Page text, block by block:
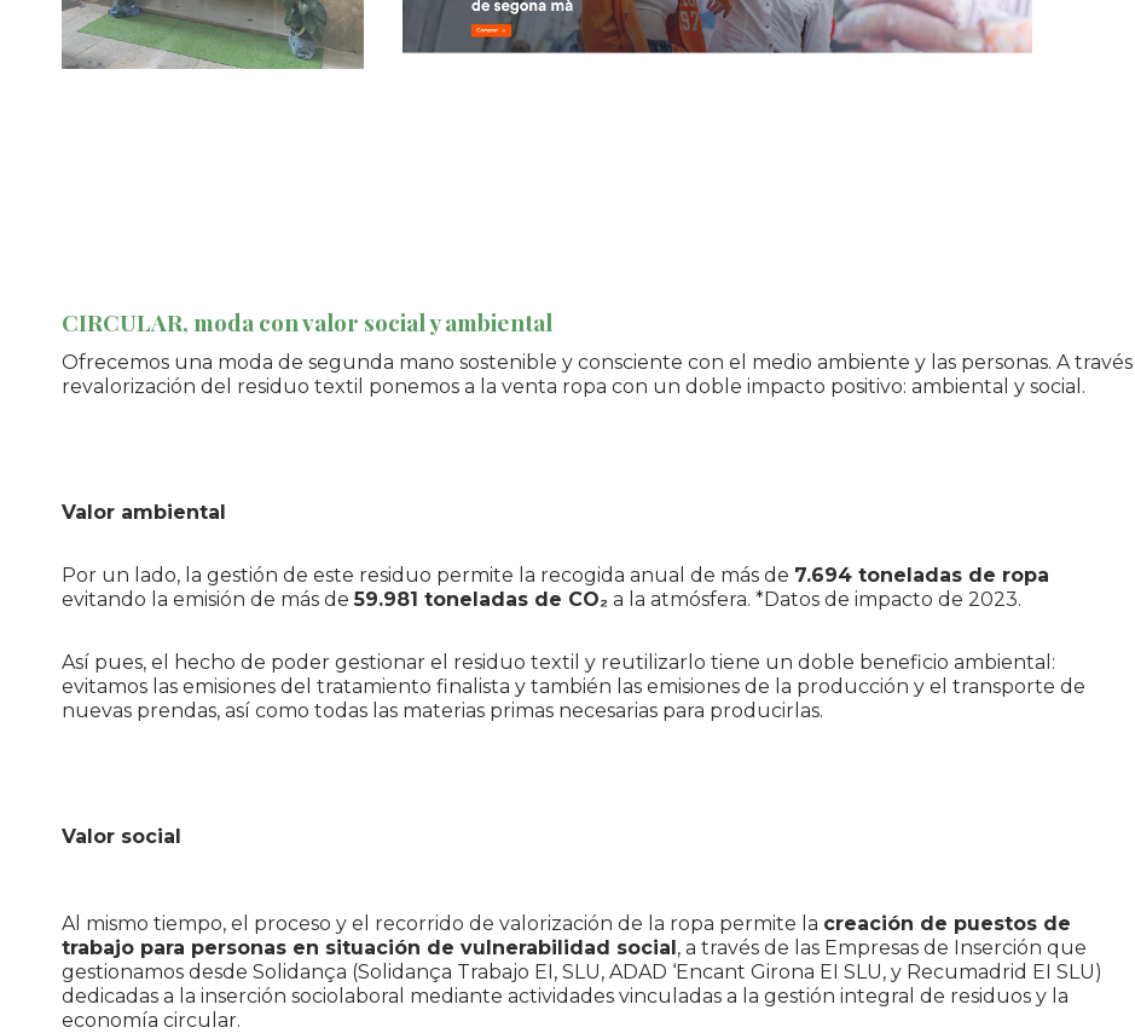
CIRCULAR, moda con valor social y ambiental
Ofrecemos una moda de segunda mano sostenible y consciente con el medio ambiente y las personas. A
revalorización del residuo textil ponemos a la venta ropa con un doble impacto positivo: ambiental y social.
Valor ambiental
Por un lado, la gestión de este residuo permite la recogida anual de más de 7.694 toneladas de ropa
evitando la emisión de más de59.981 toneladas de CO₂ a la atmósfera. *Datos de impacto de 2023.
Así pues, el hecho de poder gestionar el residuo textil y reutilizarlo tiene un doble beneficio ambiental:
evitamos las emisiones del tratamiento finalista y también las emisiones de la producción y el transporte de
nuevas prendas, así como todas las materias primas necesarias para producirlas.
Valor social
Al mismo tiempo, el proceso y el recorrido de valorización de la ropa permite la creación de puestos de
trabajo para personas en situación de vulnerabilidad social, a través de las Empresas de Inserción que
gestionamos desde Solidança (Solidança Trabajo EI, SLU, ADAD ‘Encant Girona EI SLU, y Recumadrid EI SLU)
dedicadas a la inserción sociolaboral mediante actividades vinculadas a la gestión integral de residuos y la
economía circular.